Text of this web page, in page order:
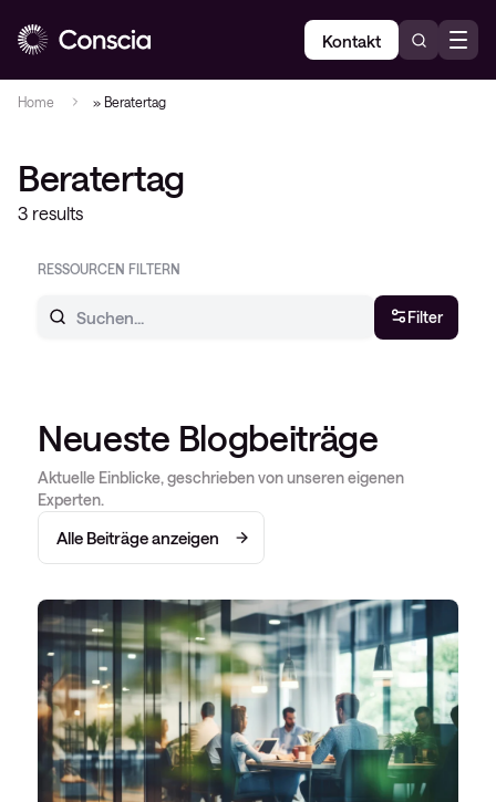
Kontakt
Home » Beratertag
Beratertag
3 results
RESSOURCEN FILTERN
Filter
Neueste Blogbeiträge
Aktuelle Einblicke, geschrieben von unseren eigenen
Experten.
Alle Beiträge anzeigen